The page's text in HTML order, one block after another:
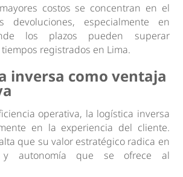
costos se concentran en el
devoluciones, especialmente en
los plazos pueden superar
registrados en Lima.
inversa como ventaja
operativa, la logística inversa
en la experiencia del cliente.
que su valor estratégico radica en
y autonomía que se ofrece al